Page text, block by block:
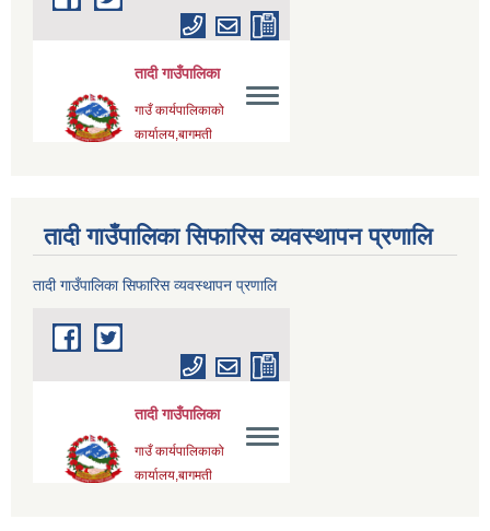
तादी गाउँपालिका सिफारिस व्यवस्थापन प्रणालि
तादी गाउँपालिका सिफारिस व्यवस्थापन प्रणालि